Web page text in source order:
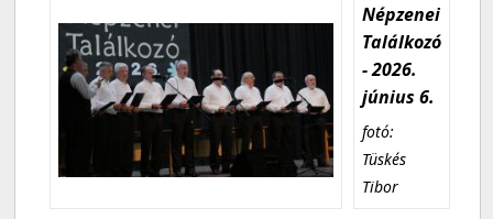
Népzenei
Találkozó
- 2026.
június 6.
fotó:
Tüskés
Tibor